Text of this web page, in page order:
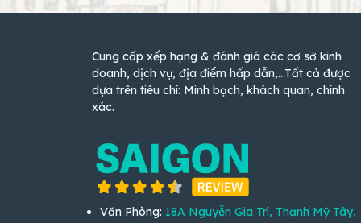
Cung cấp xếp hạng & đánh giá các cơ sở kinh
doanh, dịch vụ, địa điểm hấp dẫn,...Tất cả được
dựa trên tiêu chí: Minh bạch, khách quan, chính
xác.
Văn Phòng: 18A Nguyễn Gia Trí, Thạnh Mỹ Tây,